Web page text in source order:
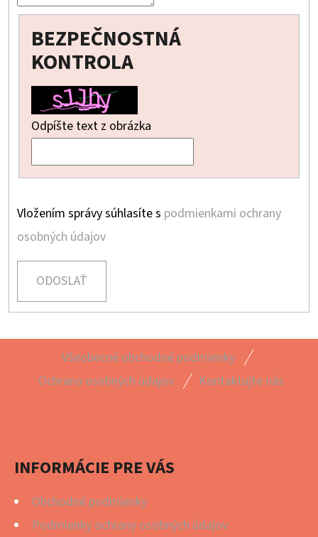
BEZPEČNOSTNÁ
KONTROLA
Odpíšte text z obrázka
Vložením správy súhlasíte s podmienkami ochrany
osobných údajov
ODOSLAŤ
Všeobecné obchodné podmienky
Ochrana osobných údajov
Kontaktujte nás
INFORMÁCIE PRE VÁS
Obchodné podmienky
Podmienky ochrany osobných údajov